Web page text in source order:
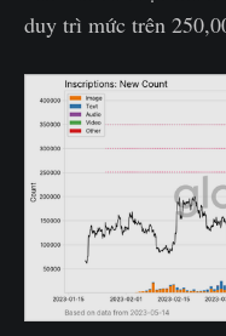
duy trì mức trên